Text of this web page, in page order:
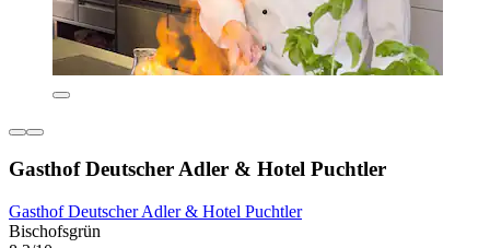
Gasthof Deutscher Adler & Hotel Puchtler
Gasthof Deutscher Adler & Hotel Puchtler
Bischofsgrün